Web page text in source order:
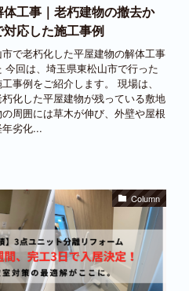
工事｜老朽建物の撤去か
対応した施工事例
で老朽化した平屋建物の解体工事
今回は、埼玉県東松山市で行った
事例をご紹介します。 現場は、
化した平屋建物が残っている敷地
周囲には草木が伸び、外壁や屋根
年劣化...
Column